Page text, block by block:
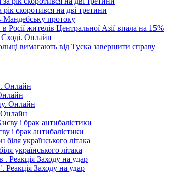
скоротився на дві третини
Мандебську протоку
Росії жителів Центральної Азії впала на 15%
Онлайн
вимагають від Туска завершити справу
Онлайн
і брак антибалістики
українського літака
Заходу на удар